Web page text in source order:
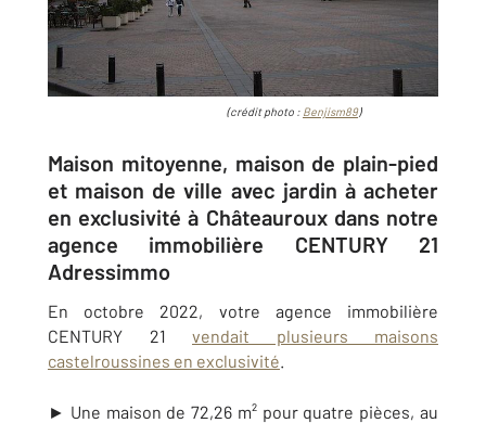
(crédit photo : Benjism89)
Maison mitoyenne, maison de plain-pied
et maison de ville avec jardin à acheter
en exclusivité à Châteauroux dans notre
agence immobilière CENTURY 21
Adressimmo
En octobre 2022, votre agence immobilière
CENTURY 21 vendait plusieurs maisons
castelroussines en exclusivité.
► Une maison de 72,26 m² pour quatre pièces, au